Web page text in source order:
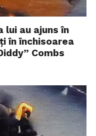
lui au ajuns în
în închisoarea
Combs